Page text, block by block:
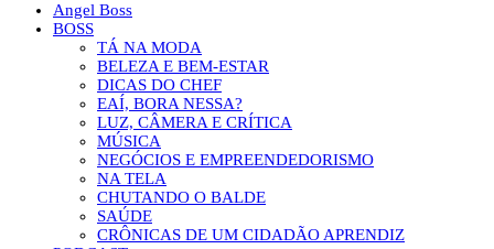
Angel Boss
BOSS
TÁ NA MODA
BELEZA E BEM-ESTAR
DICAS DO CHEF
EAÍ, BORA NESSA?
LUZ, CÂMERA E CRÍTICA
MÚSICA
NEGÓCIOS E EMPREENDEDORISMO
NA TELA
CHUTANDO O BALDE
SAÚDE
CRÔNICAS DE UM CIDADÃO APRENDIZ